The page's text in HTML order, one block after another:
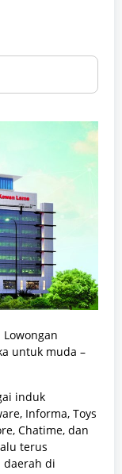
untuk muda –
induk
Informa, Toys
Chatime, dan
terus
daerah di